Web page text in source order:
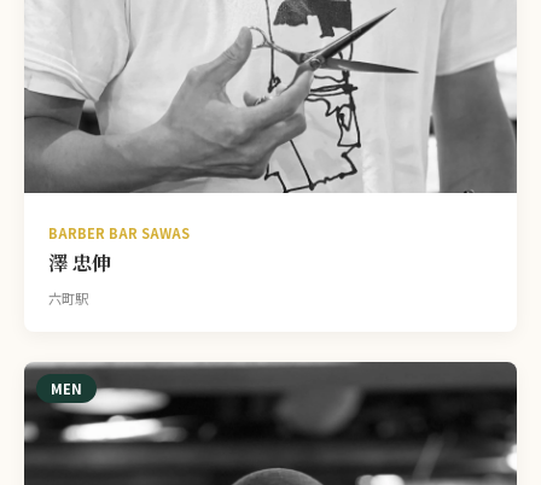
BARBER BAR SAWAS
澤 忠伸
六町駅
MEN